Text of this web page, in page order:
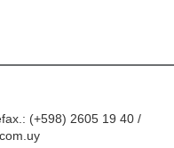
(+598) 2605 19 40 /